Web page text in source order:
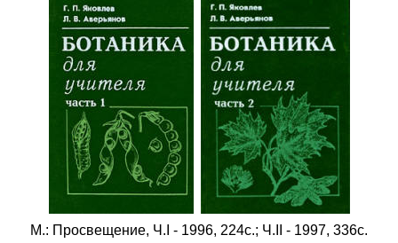
М.: Просвещение, Ч .I - 1996, 224с.; Ч.
- 1997, 336с.